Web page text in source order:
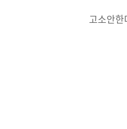
고소안한